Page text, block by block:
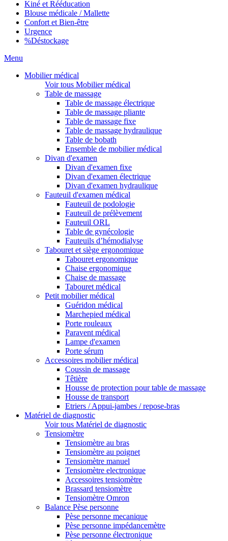
Kiné et Rééducation
Blouse médicale / Mallette
Confort et Bien-être
Urgence
%Déstockage
Menu
Mobilier médical
Voir tous Mobilier médical
Table de massage
Table de massage électrique
Table de massage pliante
Table de massage fixe
Table de massage hydraulique
Table de bobath
Ensemble de mobilier médical
Divan d'examen
Divan d'examen fixe
Divan d'examen électrique
Divan d'examen hydraulique
Fauteuil d'examen médical
Fauteuil de podologie
Fauteuil de prélèvement
Fauteuil ORL
Table de gynécologie
Fauteuils d’hémodialyse
Tabouret et siège ergonomique
Tabouret ergonomique
Chaise ergonomique
Chaise de massage
Tabouret médical
Petit mobilier médical
Guéridon médical
Marchepied médical
Porte rouleaux
Paravent médical
Lampe d'examen
Porte sérum
Accessoires mobilier médical
Coussin de massage
Têtière
Housse de protection pour table de massage
Housse de transport
Etriers / Appui-jambes / repose-bras
Matériel de diagnostic
Voir tous Matériel de diagnostic
Tensiomètre
Tensiomètre au bras
Tensiomètre au poignet
Tensiomètre manuel
Tensiomètre electronique
Accessoires tensiomètre
Brassard tensiomètre
Tensiomètre Omron
Balance Pèse personne
Pèse personne mecanique
Pèse personne impédancemètre
Pèse personne électronique